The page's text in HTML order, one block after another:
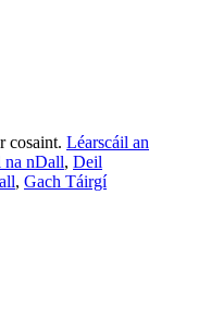
cosaint. Léarscáil an
na nDall, Deil
, Gach Táirgí